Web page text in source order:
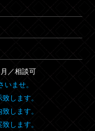
／相談可
ませ。
します。
します。
します。